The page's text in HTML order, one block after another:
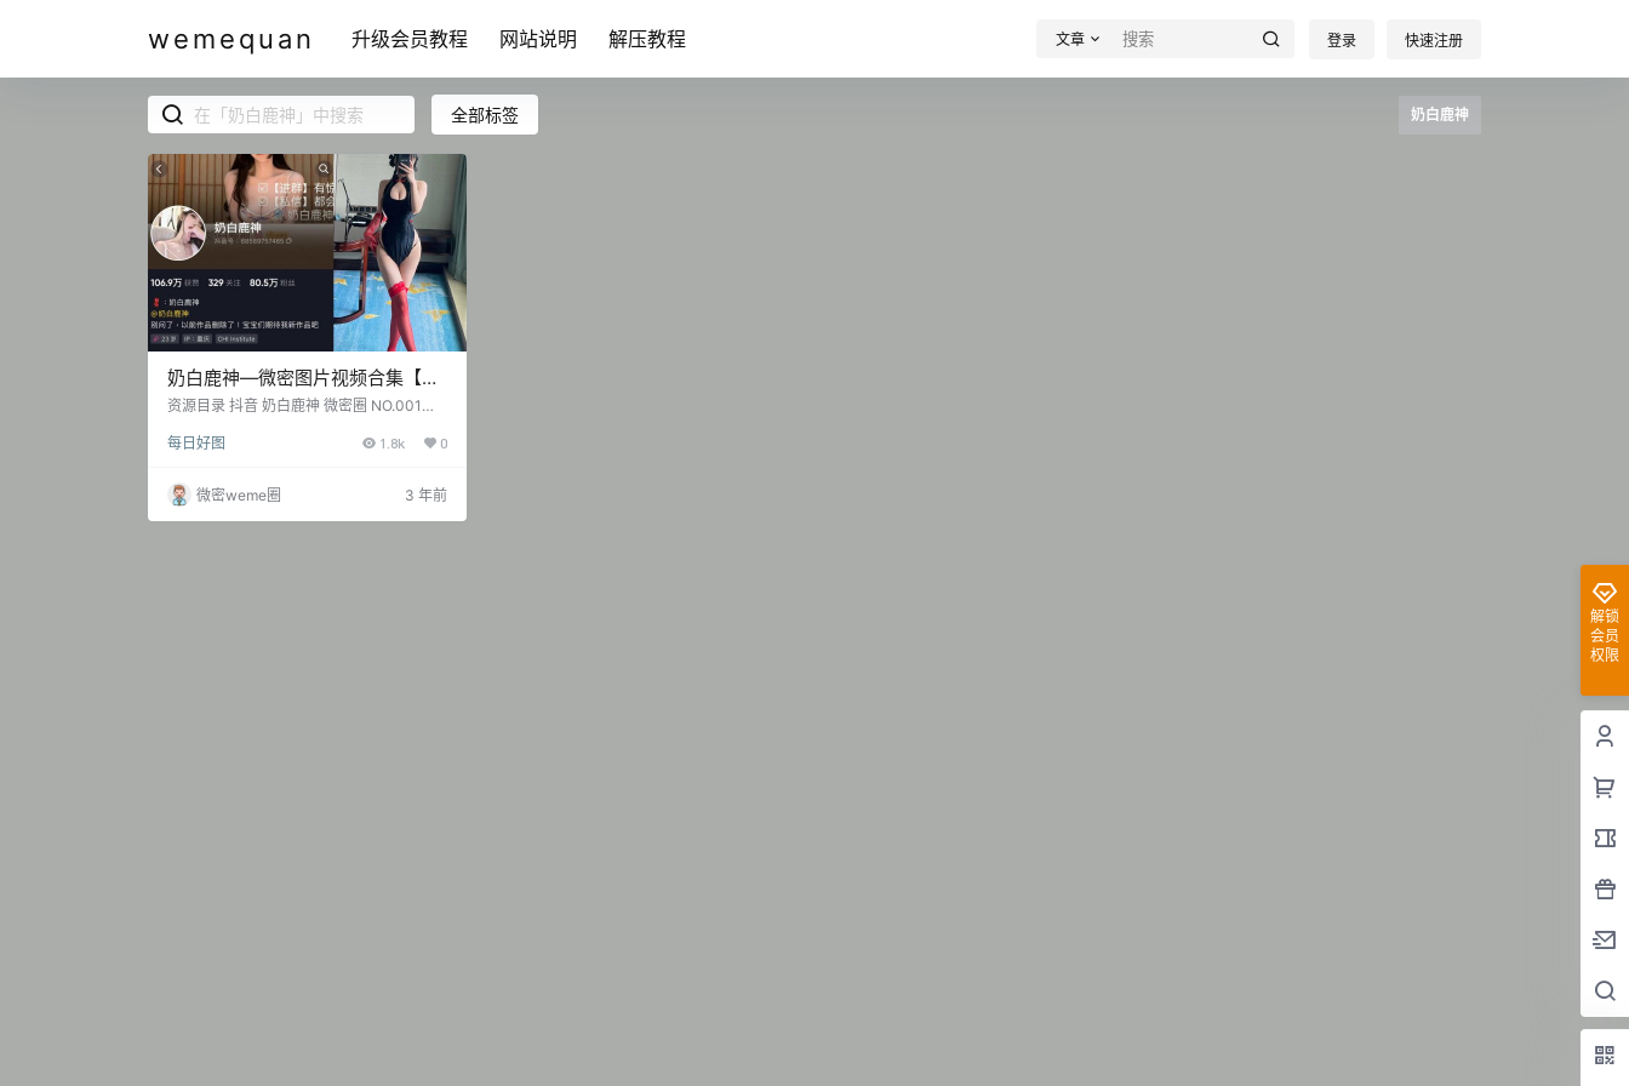
wemequan 升级会员教程 网站说明 解压教程 文章 登录 快速注册
全部标签 奶白鹿神
奶白鹿神—微密图片视频合集【持
续更新】
资源目录 抖音 奶白鹿神 微密圈 NO.001期
期 【32P5V】 抖音 奶白鹿神 微密圈 NO.0
O.004期 【15P6V】 抖音 奶白鹿神 微密圈
NO.005期 【26P2V】 20230805 QT003
奶白鹿神 微博精选无杂图[114P-14V 237.0
每日好图 1.8k 0
微密weme圈 3 年前
解锁
会员
权限